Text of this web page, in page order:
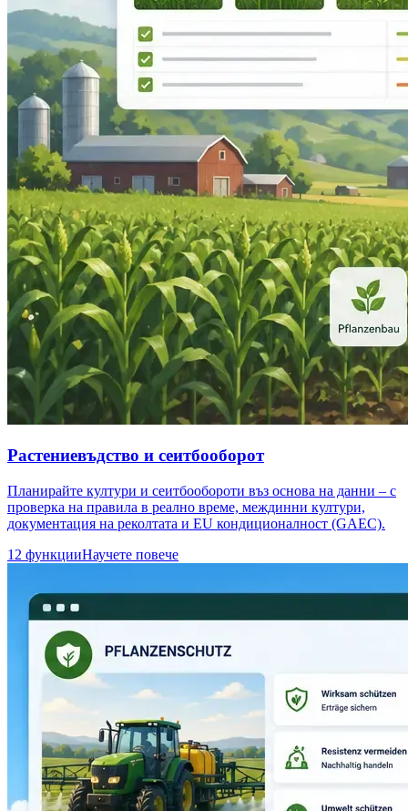
Растениевъдство и сеитбооборот
Планирайте култури и сеитбообороти въз основа на данни – с
проверка на правила в реално време, междинни култури,
документация на реколтата и EU кондиционалност (GAEC).
12 функцииНаучете повече